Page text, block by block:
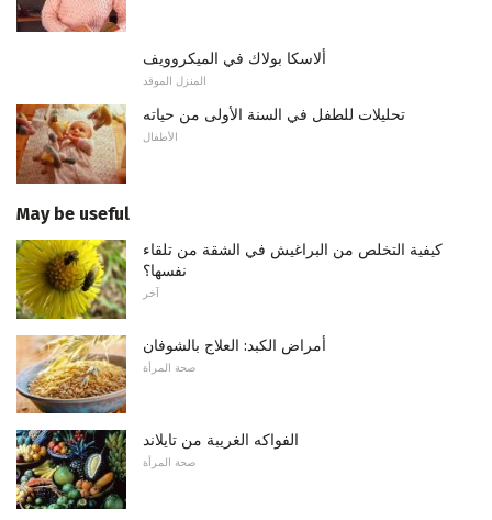
ألاسكا بولاك في الميكروويف
المنزل الموقد
تحليلات للطفل في السنة الأولى من حياته
الأطفال
May be useful
كيفية التخلص من البراغيش في الشقة من تلقاء
نفسها؟
آخر
أمراض الكبد: العلاج بالشوفان
صحة المرأة
الفواكه الغريبة من تايلاند
صحة المرأة